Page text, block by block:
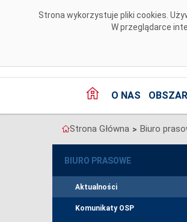
Strona wykorzystuje pliki cookies.
W przeglądarce
O NAS
Strona Główna > Biuro
BIURO PRASOWE
Aktualności
Komunikaty OSP